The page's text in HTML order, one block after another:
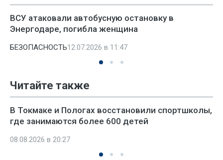
ВСУ атаковали автобусную остановку в
Энергодаре, погибла женщина
БЕЗОПАСНОСТЬ12.07.2026 в 11:47
Читайте также
В Токмаке и Пологах восстановили спортшколы,
где занимаются более 600 детей
08.08.2026 в 20:27